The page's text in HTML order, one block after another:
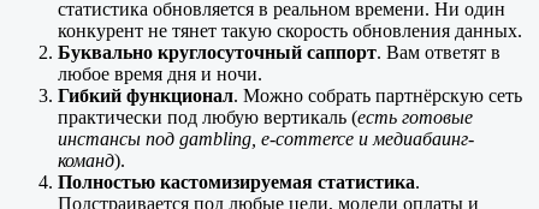
статистика обновляется в реальном времени. Ни один
конкурент не тянет такую скорость обновления данных.
Буквально круглосуточный саппорт. Вам ответят в
любое время дня и ночи.
Гибкий функционал. Можно собрать партнёрскую сеть
практически под любую вертикаль (есть готовые
инстансы под gambling, e-commerce и медиабаинг-
команд).
Полностью кастомизируемая статистика.
Подстраивается под любые цели, модели оплаты и